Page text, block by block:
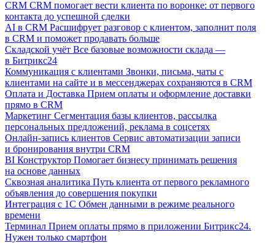
CRM CRM помогает вести клиента по воронке: от первого
контакта до успешной сделки
AI в CRM Расшифрует разговор с клиентом, заполнит поля
в CRM и поможет продавать больше
Складской учёт Все базовые возможности склада —
в Битрикс24
Коммуникация с клиентами Звонки, письма, чаты с
клиентами на сайте и в мессенджерах сохраняются в CRM
Оплата и Доставка Прием оплаты и оформление доставки
прямо в CRM
Маркетинг Сегментация базы клиентов, рассылка
персональных предложений, реклама в соцсетях
Онлайн-запись клиентов Сервис автоматизации записи
и бронирования внутри CRM
BI Конструктор Помогает бизнесу принимать решения
на основе данных
Сквозная аналитика Путь клиента от первого рекламного
объявления до совершения покупки
Интеграция с 1С Обмен данными в режиме реального
времени
Терминал Прием оплаты прямо в приложении Битрикс24.
Нужен только смартфон